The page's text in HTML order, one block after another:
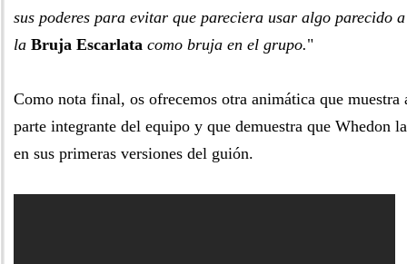
sus poderes para evitar que pareciera usar algo parecido
la Bruja Escarlata como bruja en el grupo."
Como nota final, os ofrecemos otra animática que muestra
parte integrante del equipo y que demuestra que Whedon
en sus primeras versiones del guión.